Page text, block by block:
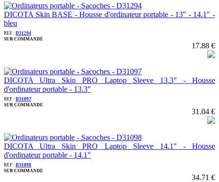
DICOTA Skin BASE - Housse d'ordinateur portable - 13" - 14.1" -
bleu
REF : D31294
SUR COMMANDE
17.88 €
DICOTA Ultra Skin PRO Laptop Sleeve 13.3" - Housse
d'ordinateur portable - 13.3"
REF : D31097
SUR COMMANDE
31.04 €
DICOTA Ultra Skin PRO Laptop Sleeve 14.1" - Housse
d'ordinateur portable - 14.1"
REF : D31098
SUR COMMANDE
34.71 €